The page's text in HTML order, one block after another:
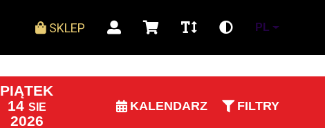
SKLEP PL
PIĄTEK
14 SIE
2026
KALENDARZ FILTRY